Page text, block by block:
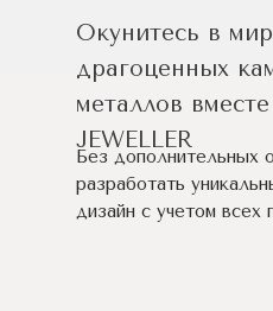
Окунитесь в мир
драгоценных
металлов
JEWELLER
Без дополнительных
разработать
дизайн c учетом всех